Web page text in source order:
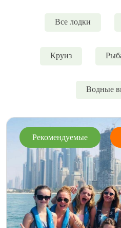
Все лодки
Круиз
Водные
Рекомендуемые